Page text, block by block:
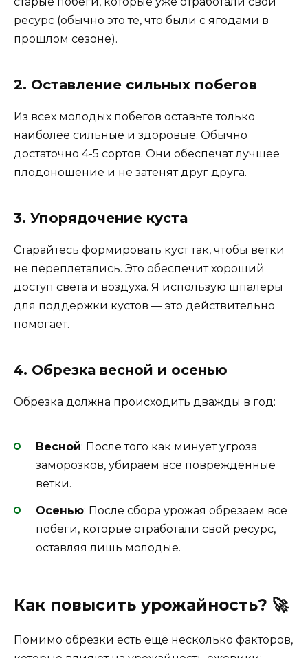
ресурс (обычно это те, что были с ягодами в
прошлом сезоне).
2. Оставление сильных побегов
Из всех молодых побегов оставьте только
наиболее сильные и здоровые. Обычно
достаточно 4-5 сортов. Они обеспечат лучшее
плодоношение и не затенят друг друга.
3. Упорядочение куста
Старайтесь формировать куст так, чтобы ветки
не переплетались. Это обеспечит хороший
доступ света и воздуха. Я использую шпалеры
для поддержки кустов — это действительно
помогает.
4. Обрезка весной и осенью
Обрезка должна происходить дважды в год:
Весной: После того как минует угроза
заморозков, убираем все повреждённые
ветки.
Осенью: После сбора урожая обрезаем все
побеги, которые отработали свой ресурс,
оставляя лишь молодые.
Как повысить урожайность? 🚀
Помимо обрезки есть ещё несколько факторов,